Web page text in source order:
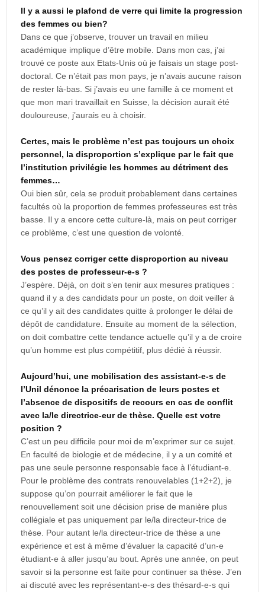
Il y a aussi le plafond de verre qui limite la progression
des femmes ou bien?
Dans ce que j’observe, trouver un travail en milieu
académique implique d’être mobile. Dans mon cas, j’ai
trouvé ce poste aux Etats-Unis où je faisais un stage post-
doctoral. Ce n’était pas mon pays, je n’avais aucune raison
de rester là-bas. Si j’avais eu une famille à ce moment et
que mon mari travaillait en Suisse, la décision aurait été
douloureuse, j’aurais eu à choisir.
Certes, mais le problème n’est pas toujours un choix
personnel, la disproportion s’explique par le fait que
l’institution privilégie les hommes au détriment des
femmes…
Oui bien sûr, cela se produit probablement dans certaines
facultés où la proportion de femmes professeures est très
basse. Il y a encore cette culture-là, mais on peut corriger
ce problème, c’est une question de volonté.
Vous pensez corriger cette disproportion au niveau
des postes de professeur-e-s ?
J’espère. Déjà, on doit s’en tenir aux mesures pratiques :
quand il y a des candidats pour un poste, on doit veiller à
ce qu’il y ait des candidates quitte à prolonger le délai de
dépôt de candidature. Ensuite au moment de la sélection,
on doit combattre cette tendance actuelle qu’il y a de croire
qu’un homme est plus compétitif, plus dédié à réussir.
Aujourd’hui, une mobilisation des assistant-e-s de
l’Unil dénonce la précarisation de leurs postes et
l’absence de dispositifs de recours en cas de conflit
avec la/le directrice-eur de thèse. Quelle est votre
position ?
C’est un peu difficile pour moi de m’exprimer sur ce sujet.
En faculté de biologie et de médecine, il y a un comité et
pas une seule personne responsable face à l’étudiant-e.
Pour le problème des contrats renouvelables (1+2+2), je
suppose qu’on pourrait améliorer le fait que le
renouvellement soit une décision prise de manière plus
collégiale et pas uniquement par le/la directeur-trice de
thèse. Pour autant le/la directeur-trice de thèse a une
expérience et est à même d’évaluer la capacité d’un-e
étudiant-e à aller jusqu’au bout. Après une année, on peut
savoir si la personne est faite pour continuer sa thèse. J’en
ai discuté avec les représentant-e-s des thésard-e-s qui